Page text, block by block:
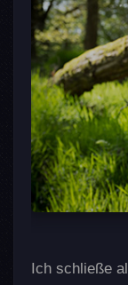
Ich schließe